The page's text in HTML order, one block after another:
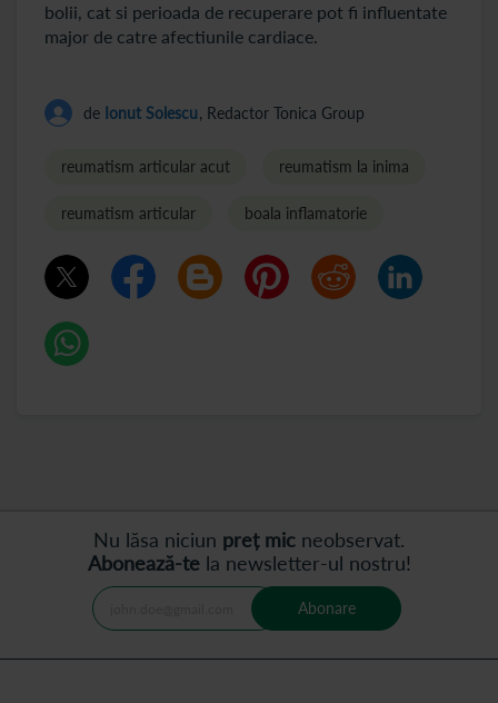
bolii, cat si perioada de recuperare pot fi influentate
major de catre afectiunile cardiace.
de Ionut Solescu, Redactor Tonica Group
reumatism articular acut reumatism la inima
reumatism articular boala inflamatorie
Nu lăsa niciun preț mic neobservat.
Abonează-tela newsletter-ul nostru!
Abonare